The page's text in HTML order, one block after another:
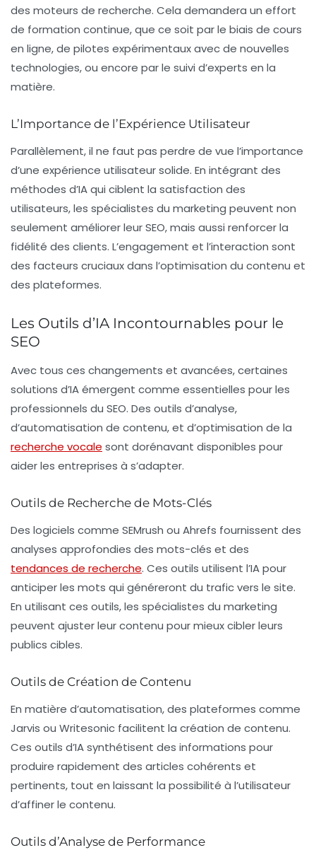
des moteurs de recherche. Cela demandera un effort
de formation continue, que ce soit par le biais de cours
en ligne, de pilotes expérimentaux avec de nouvelles
technologies, ou encore par le suivi d’experts en la
matière.
L’Importance de l’Expérience Utilisateur
Parallèlement, il ne faut pas perdre de vue l’importance
d’une expérience utilisateur solide. En intégrant des
méthodes d’IA qui ciblent la satisfaction des
utilisateurs, les spécialistes du marketing peuvent non
seulement améliorer leur SEO, mais aussi renforcer la
fidélité des clients. L’engagement et l’interaction sont
des facteurs cruciaux dans l’optimisation du contenu et
des plateformes.
Les Outils d’IA Incontournables pour le
SEO
Avec tous ces changements et avancées, certaines
solutions d’IA émergent comme essentielles pour les
professionnels du SEO. Des outils d’analyse,
d’automatisation de contenu, et d’optimisation de la
recherche vocale sont dorénavant disponibles pour
aider les entreprises à s’adapter.
Outils de Recherche de Mots-Clés
Des logiciels comme SEMrush ou Ahrefs fournissent des
analyses approfondies des mots-clés et des
tendances de recherche. Ces outils utilisent l’IA pour
anticiper les mots qui généreront du trafic vers le site.
En utilisant ces outils, les spécialistes du marketing
peuvent ajuster leur contenu pour mieux cibler leurs
publics cibles.
Outils de Création de Contenu
En matière d’automatisation, des plateformes comme
Jarvis ou Writesonic facilitent la création de contenu.
Ces outils d’IA synthétisent des informations pour
produire rapidement des articles cohérents et
pertinents, tout en laissant la possibilité à l’utilisateur
d’affiner le contenu.
Outils d’Analyse de Performance